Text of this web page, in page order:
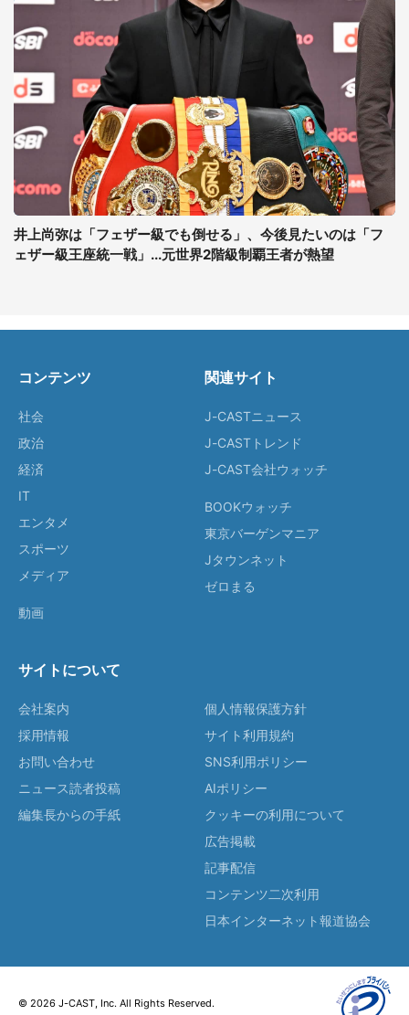
井上尚弥は「フェザー級でも倒せる」、今後見たいのは「フ
ェザー級王座統一戦」...元世界2階級制覇王者が熱望
コンテンツ
社会
政治
経済
IT
エンタメ
スポーツ
メディア
動画
関連サイト
J-CASTニュース
J-CASTトレンド
J-CAST会社ウォッチ
BOOKウォッチ
東京バーゲンマニア
Jタウンネット
ゼロまる
サイトについて
会社案内
採用情報
お問い合わせ
ニュース読者投稿
編集長からの手紙
個人情報保護方針
サイト利用規約
SNS利用ポリシー
AIポリシー
クッキーの利用について
広告掲載
記事配信
コンテンツ二次利用
日本インターネット報道協会
© 2026 J-CAST, Inc. All Rights Reserved.